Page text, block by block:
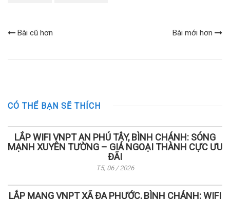
Bài cũ hơn Bài mới hơn
CÓ THỂ BẠN SẼ THÍCH
LẮP WIFI VNPT AN PHÚ TÂY, BÌNH CHÁNH: SÓNG
MẠNH XUYÊN TƯỜNG – GIÁ NGOẠI THÀNH CỰC ƯU
ĐÃI
T5, 06 / 2026
LẮP MẠNG VNPT XÃ ĐA PHƯỚC, BÌNH CHÁNH: WIFI